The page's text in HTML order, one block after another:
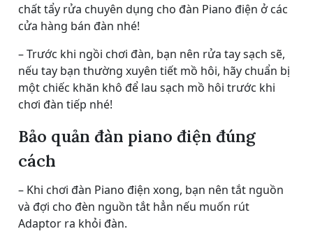
chất tẩy rửa chuyên dụng cho đàn Piano điện ở các
cửa hàng bán đàn nhé!
– Trước khi ngồi chơi đàn, bạn nên rửa tay sạch sẽ,
nếu tay bạn thường xuyên tiết mồ hôi, hãy chuẩn bị
một chiếc khăn khô để lau sạch mồ hôi trước khi
chơi đàn tiếp nhé!
Bảo quản đàn piano điện đúng
cách
– Khi chơi đàn Piano điện xong, bạn nên tắt nguồn
và đợi cho đèn nguồn tắt hẳn nếu muốn rút
Adaptor ra khỏi đàn.